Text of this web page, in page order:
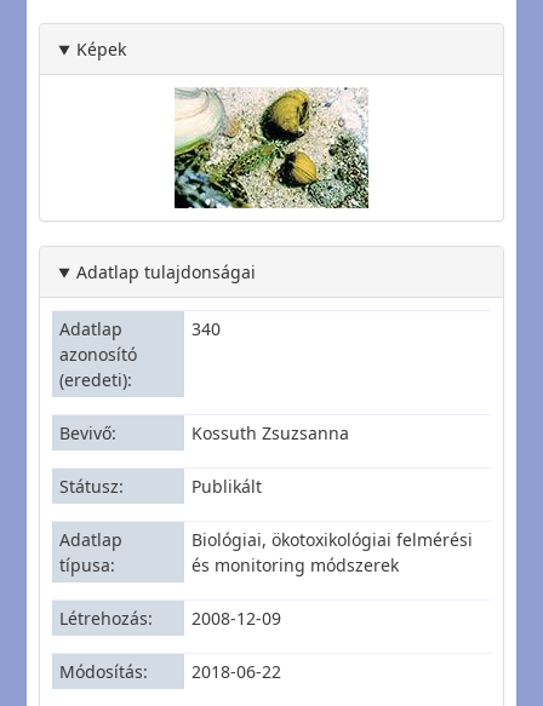
Képek
Adatlap tulajdonságai
Adatlap
azonosító
(eredeti)
340
Bevivő Kossuth Zsuzsanna
Státusz Publikált
Adatlap
típusa
Biológiai, ökotoxikológiai felmérési
és monitoring módszerek
Létrehozás 2008-12-09
Módosítás 2018-06-22